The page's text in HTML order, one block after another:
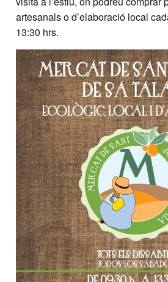
artesanals o d’elaboració local
13:30 hrs.